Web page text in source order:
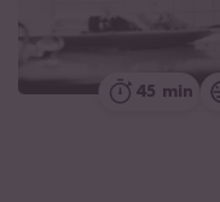
45 min